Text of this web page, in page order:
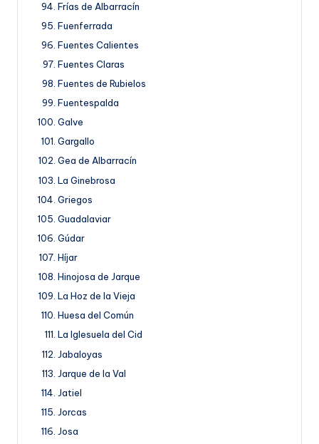
Frías de Albarracín
Fuenferrada
Fuentes Calientes
Fuentes Claras
Fuentes de Rubielos
Fuentespalda
Galve
Gargallo
Gea de Albarracín
La Ginebrosa
Griegos
Guadalaviar
Gúdar
Híjar
Hinojosa de Jarque
La Hoz de la Vieja
Huesa del Común
La Iglesuela del Cid
Jabaloyas
Jarque de la Val
Jatiel
Jorcas
Josa